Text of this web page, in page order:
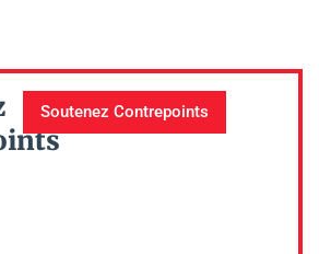
Soutenez Contrepoints